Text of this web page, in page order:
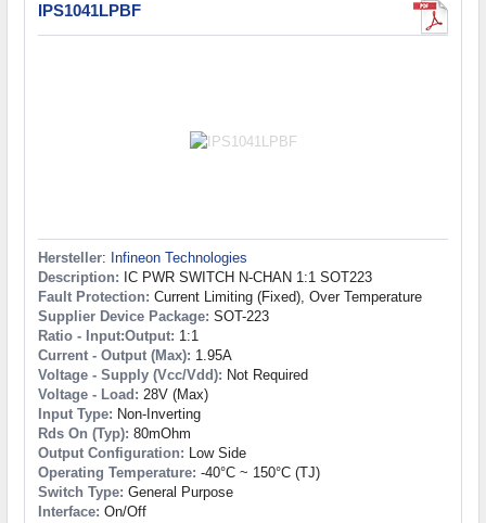
IPS1041LPBF
Hersteller: Infineon Technologies
Description: IC PWR SWITCH N-CHAN 1:1 SOT223
Fault Protection: Current Limiting (Fixed), Over Temperature
Supplier Device Package: SOT-223
Ratio - Input:Output: 1:1
Current - Output (Max): 1.95A
Voltage - Supply (Vcc/Vdd): Not Required
Voltage - Load: 28V (Max)
Input Type: Non-Inverting
Rds On (Typ): 80mOhm
Output Configuration: Low Side
Operating Temperature: -40°C ~ 150°C (TJ)
Switch Type: General Purpose
Interface: On/Off